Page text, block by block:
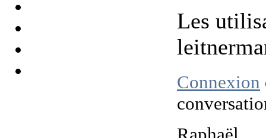
Les
Connexion